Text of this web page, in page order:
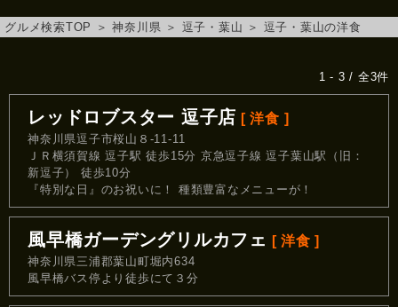
グルメ検索TOP ＞神奈川県 ＞ 逗子・葉山 ＞ 逗子・葉山の洋食
1 - 3 / 全3件
レッドロブスター 逗子店 [ 洋食 ]
神奈川県逗子市桜山８-11-11
ＪＲ横須賀線 逗子駅 徒歩15分 京急逗子線 逗子葉山駅（旧：
新逗子） 徒歩10分
『特別な日』のお祝いに！ 種類豊富なメニューが！
風早橋ガーデングリルカフェ [ 洋食 ]
神奈川県三浦郡葉山町堀内634
風早橋バス停より徒歩にて３分